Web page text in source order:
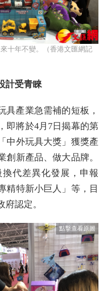
十年不變。（香港文匯網記
計受青睞
具產業急需補的短板，
即將於4月7日揭幕的第
中外玩具大獎」獲獎產
創新產品、做大品牌。
代差異化發展，申報
精特新小巨人」等，目
認定。